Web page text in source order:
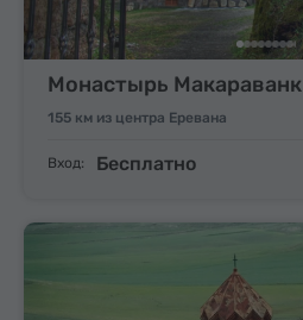
155 км из центра Еревана
Монастырь Макараванк
Вход: Бесплатно